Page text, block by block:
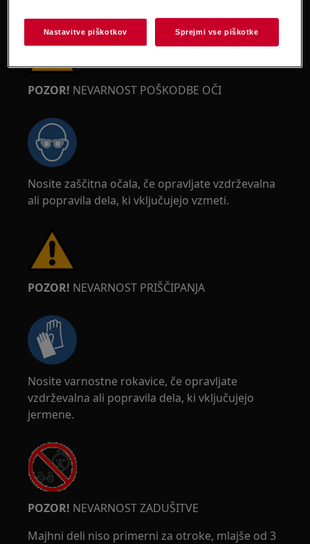
POZOR! NEVARNOST POŠKODBE OČI
Nosite zaščitna očala, če opravljate vzdrževalna
ali popravila dela, ki vključujejo vzmeti.
POZOR! NEVARNOST PRIŠČIPANJA
Nosite varnostne rokavice, če opravljate
vzdrževalna ali popravila dela, ki vključujejo
jermene.
POZOR! NEVARNOST ZADUŠITVE
Majhni deli niso primerni za otroke, mlajše od 3
Nastavitve piškotkov Sprejmi vse piškotke